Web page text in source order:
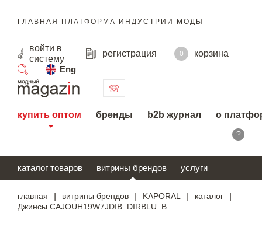
ГЛАВНАЯ ПЛАТФОРМА ИНДУСТРИИ МОДЫ
войти в
систему
регистрация 0
корзина
Eng
поиск
купить оптом бренды b2b журнал о
?
каталог товаров витрины брендов услуги
главная витрины брендов KAPORAL каталог
Джинсы CAJOUH19W7JDIB_DIRBLU_B